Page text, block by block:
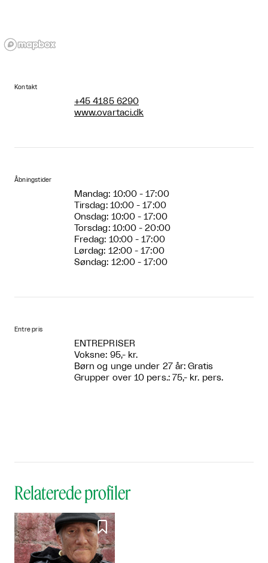
Kontakt
+45 4185 6290
www.ovartaci.dk
Åbningstider
Mandag: 10:00 - 17:00
Tirsdag: 10:00 - 17:00
Onsdag: 10:00 - 17:00
Torsdag: 10:00 - 20:00
Fredag: 10:00 - 17:00
Lørdag: 12:00 - 17:00
Søndag: 12:00 - 17:00
Entre pris
ENTREPRISER
Voksne: 95,- kr.
Børn og unge under 27 år: Gratis
Grupper over 10 pers.: 75,- kr. pers.
Relaterede profiler
